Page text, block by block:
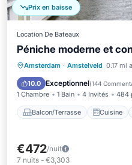
Prix en baisse
Location De Bateaux
Péniche moderne et
Amsterdam · Amstelveld 0.17 mi
10.0 Exceptionnel(144
1 Chambre 1 Bain 4 Invités 484
Balcon/Terrasse Cuisine
Balcon/Terrasse
Climatisation
€472/nuit
7 nuits - €3,303